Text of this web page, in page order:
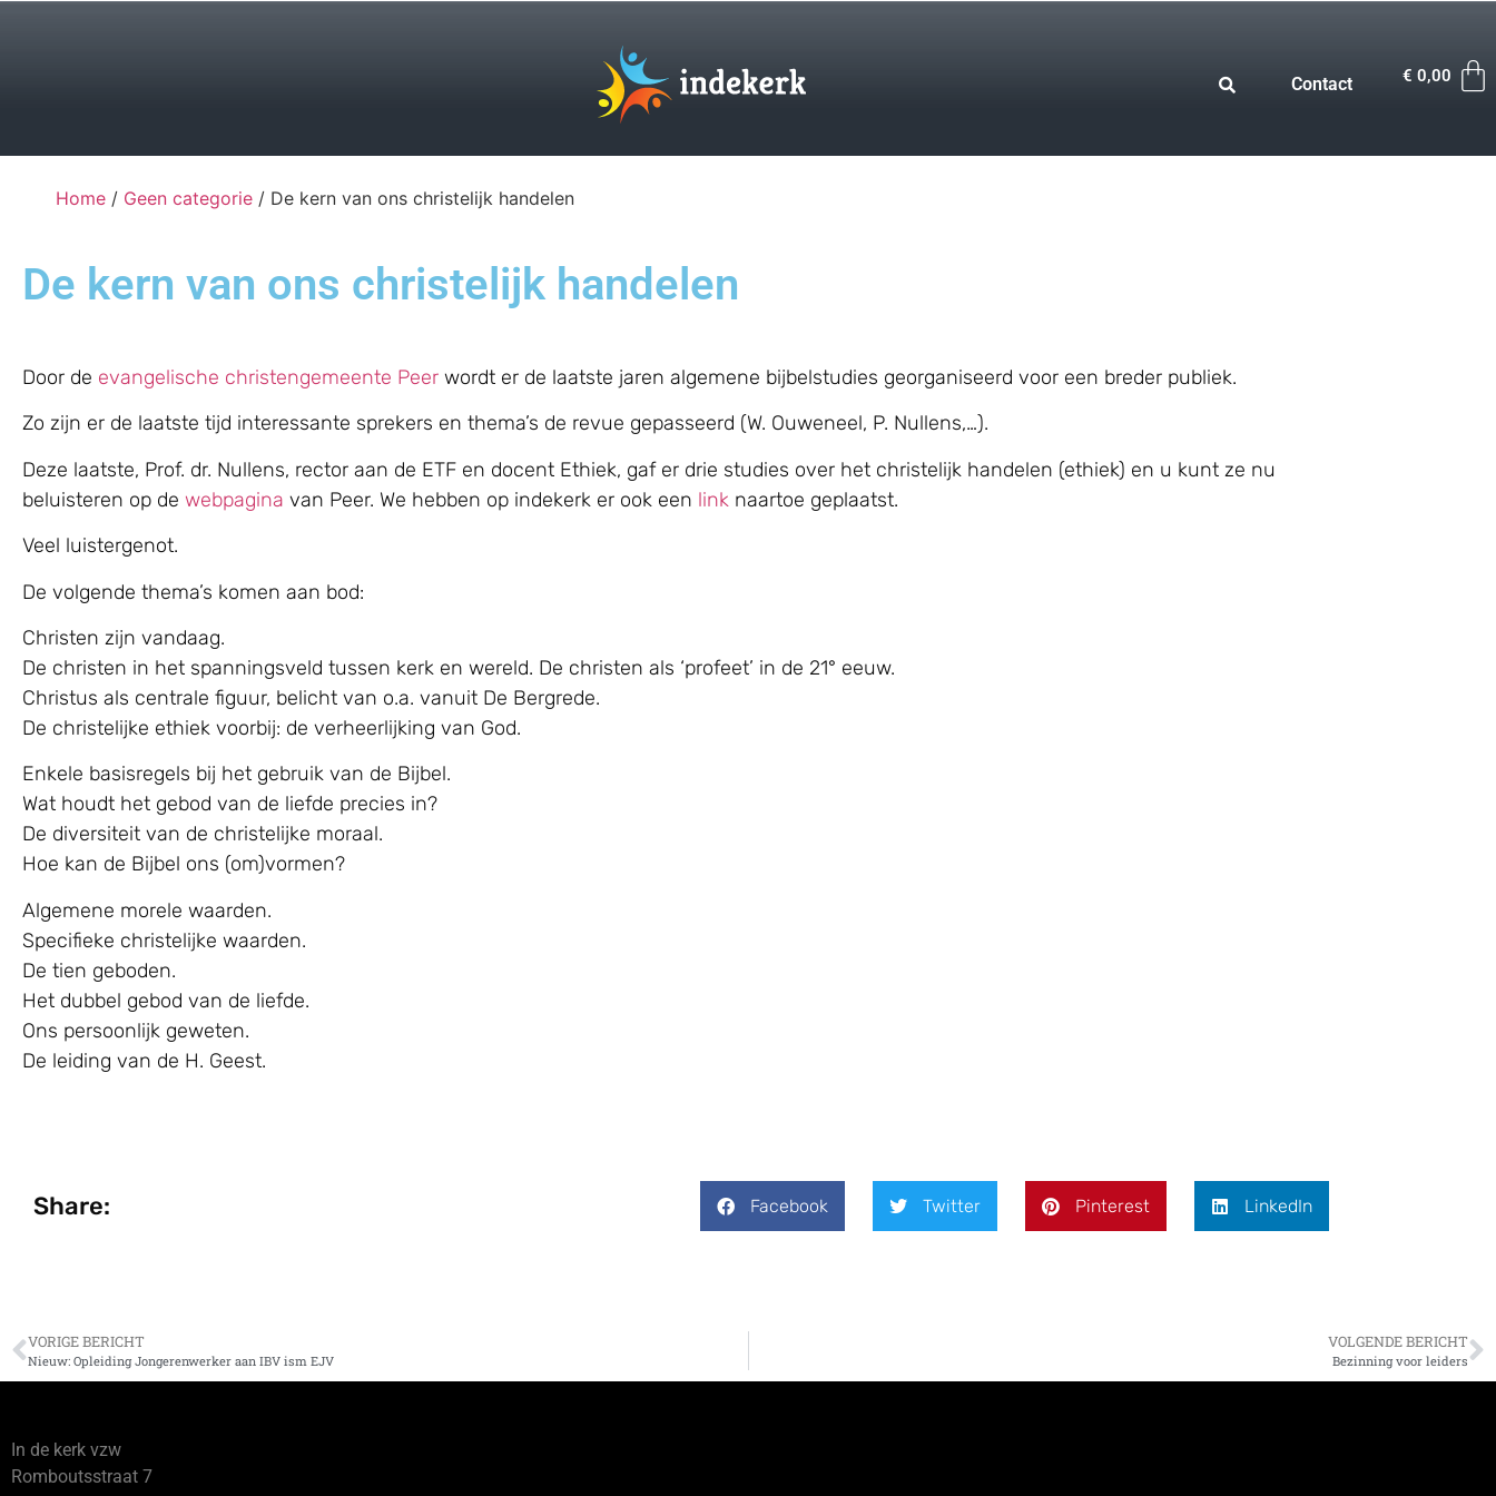
Contact € 0,00
Home / Geen categorie / De kern van ons christelijk handelen
De kern van ons christelijk handelen
Door de evangelische christengemeente Peer wordt er de laatste jaren algemene bijbelstudies georganiseerd voor een breder publiek.
Zo zijn er de laatste tijd interessante sprekers en thema’s de revue gepasseerd (W. Ouweneel, P. Nullens,…).
Deze laatste, Prof. dr. Nullens, rector aan de ETF en docent Ethiek, gaf er drie studies over het christelijk handelen (ethiek) en u kunt ze nu
beluisteren op de webpagina van Peer. We hebben op indekerk er ook een link naartoe geplaatst.
Veel luistergenot.
De volgende thema’s komen aan bod:
Christen zijn vandaag.
De christen in het spanningsveld tussen kerk en wereld. De christen als ‘profeet’ in de 21° eeuw.
Christus als centrale figuur, belicht van o.a. vanuit De Bergrede.
De christelijke ethiek voorbij: de verheerlijking van God.
Enkele basisregels bij het gebruik van de Bijbel.
Wat houdt het gebod van de liefde precies in?
De diversiteit van de christelijke moraal.
Hoe kan de Bijbel ons (om)vormen?
Algemene morele waarden.
Specifieke christelijke waarden.
De tien geboden.
Het dubbel gebod van de liefde.
Ons persoonlijk geweten.
De leiding van de H. Geest.
Share: Facebook Twitter Pinterest LinkedIn
VORIGE BERICHT
Nieuw: Opleiding Jongerenwerker aan IBV ism EJV
VOLGENDE BERICHT
Bezinning voor leiders
In de kerk vzw
Romboutsstraat 7